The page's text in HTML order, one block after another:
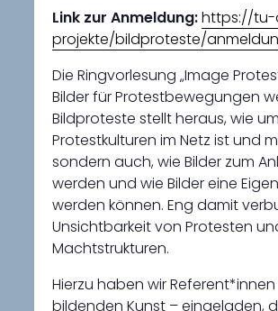
Link zur Anmeldung:https://tu-
projekte/bildproteste/
Die Ringvorlesung „Image
Bilder für Protestbewegungen
Bildproteste stellt heraus, wie
Protestkulturen im Netz ist und
sondern auch, wie Bilder zum
werden und wie Bilder eine
werden können. Eng damit
Unsichtbarkeit von Protesten
Machtstrukturen.
Hierzu haben wir
bildenden Kunst – eingeladen,